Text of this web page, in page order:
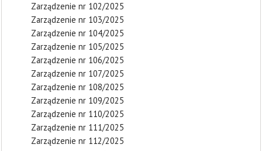
Zarządzenie nr 102/2025
Zarządzenie nr 103/2025
Zarządzenie nr 104/2025
Zarządzenie nr 105/2025
Zarządzenie nr 106/2025
Zarządzenie nr 107/2025
Zarządzenie nr 108/2025
Zarządzenie nr 109/2025
Zarządzenie nr 110/2025
Zarządzenie nr 111/2025
Zarządzenie nr 112/2025